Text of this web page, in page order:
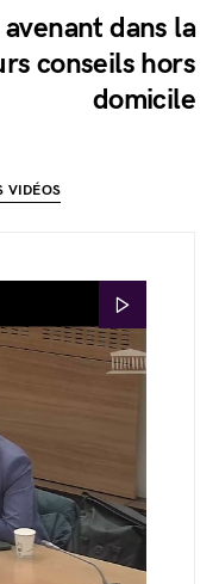
dans la
conseils hors
domicile
VIDÉOS